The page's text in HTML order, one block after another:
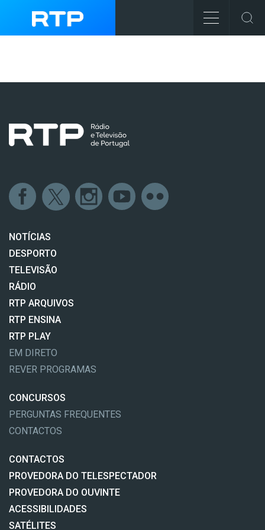
NOTÍCIAS
DESPORTO
TELEVISÃO
RÁDIO
RTP ARQUIVOS
RTP ENSINA
RTP PLAY
EM DIRETO
REVER PROGRAMAS
CONCURSOS
PERGUNTAS FREQUENTES
CONTACTOS
CONTACTOS
PROVEDORA DO TELESPECTADOR
PROVEDORA DO OUVINTE
ACESSIBILIDADES
SATÉLITES